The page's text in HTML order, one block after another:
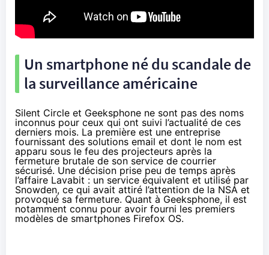
Un smartphone né du scandale de
la surveillance américaine
Silent Circle et Geeksphone ne sont pas des noms
inconnus pour ceux qui ont suivi l’actualité de ces
derniers mois. La première est une entreprise
fournissant des solutions email et dont le nom est
apparu sous le feu des projecteurs après la
fermeture brutale de son service de courrier
sécurisé. Une décision prise peu de temps après
l’affaire Lavabit : un service équivalent et utilisé par
Snowden, ce qui avait attiré l’attention de la NSA et
provoqué sa fermeture. Quant à Geeksphone, il est
notamment connu pour avoir fourni les premiers
modèles de smartphones Firefox OS.